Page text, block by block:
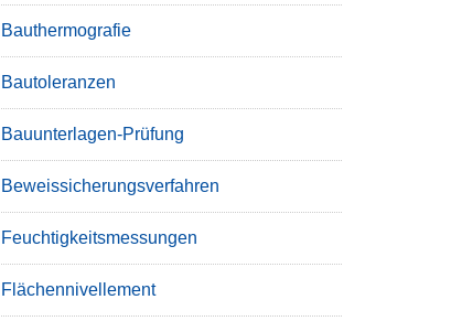
Bauthermografie
Bautoleranzen
Bauunterlagen-Prüfung
Beweissicherungsverfahren
Feuchtigkeitsmessungen
Flächennivellement